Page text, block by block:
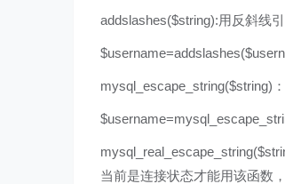
addslashes($string):用反斜线
mysql_escape_string($string)
当前是连接状态才能用该函数